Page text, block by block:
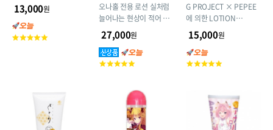
13,000원
고
오나홀 전용 로션 실처럼
늘어나는 현상이 적어 사
용하기 편리함 오나홀에
최적! 놀라운 윤활성 & 지
속력 소량으로도 장시간
사용 가능 보충이 필요 없
27,000원
고
G PROJECT × PEPEE
에 의한 LOTION
HEATING SYSTEM [로션
워머]로 따뜻하게하는 전
용 로션!
15,000원
고